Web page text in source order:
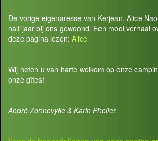
De vorige eigenaresse van Kerjean, Alice
half jaar bij ons gewoond. Een mooi verhaal
deze pagina lezen: Alice
Wij heten u van harte welkom op onze
onze gîtes!
André Zonnevylle & Karin Pheifer.